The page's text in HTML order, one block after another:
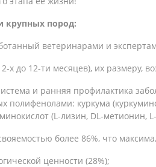
крупных пород:
ветеринарами и
до 12-ти месяцев), их размеру,
и ранняя профилактика
куркума
(L-лизин, DL-метионин,
более 86%, что
ценности (28%);